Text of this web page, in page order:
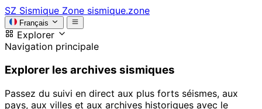
SZ Sismique Zone sismique.zone
Français
Explorer
Navigation principale
Explorer les archives sismiques
Passez du suivi en direct aux plus forts séismes, aux
pays, aux villes et aux archives historiques avec le